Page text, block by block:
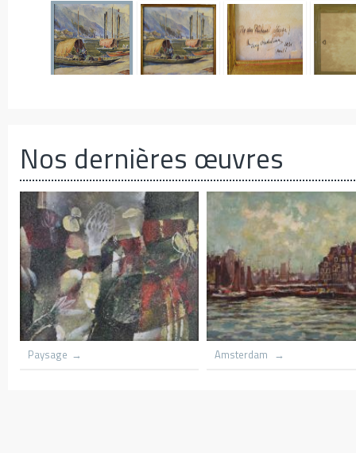
Nos dernières œuvres
harbnour
Le hameau